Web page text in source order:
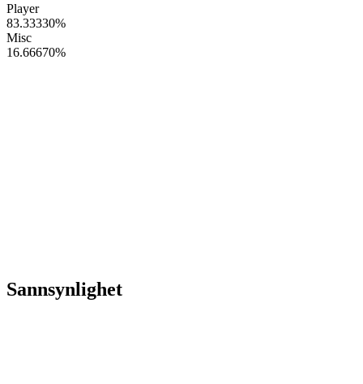
Player
83.33330%
Misc
16.66670%
Sannsynlighet